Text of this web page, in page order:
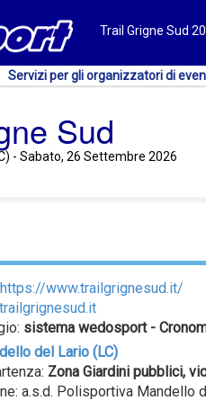
Trail Grigne Sud
Servizi per gli organizzatori di
Sud
- Sabato, 26 Settembre 2026
www.trailgrignesud.it/
sistema wedosport -
del Lario (LC)
Zona Giardini pubblici,
a.s.d. Polisportiva Mandello